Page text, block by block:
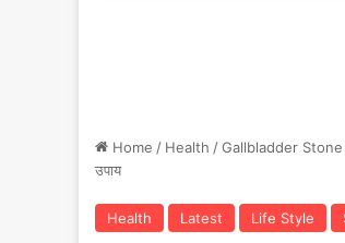
Home / Health /Gallbladder Stone
उपाय
Health Latest Life Style